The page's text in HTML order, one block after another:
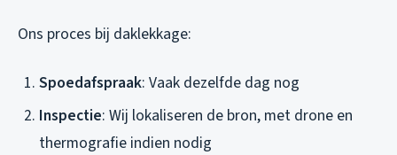
Ons proces bij daklekkage:
Spoedafspraak: Vaak dezelfde dag nog
Inspectie: Wij lokaliseren de bron, met drone en
thermografie indien nodig